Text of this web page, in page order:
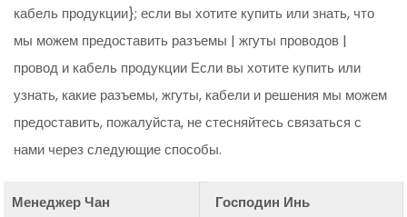
кабель продукции}; если вы хотите купить или знать, что
мы можем предоставить разъемы | жгуты проводов |
провод и кабель продукции Если вы хотите купить или
узнать, какие разъемы, жгуты, кабели и решения мы можем
предоставить, пожалуйста, не стесняйтесь связаться с
нами через следующие способы.
Менеджер Чан
Господин Инь